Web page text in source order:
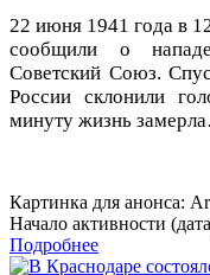
22 июня 1941 года в
сообщили о
Советский Союз.
России склонили
минуту жизнь
Картинка для анонса:
Начало активности
Подробнее